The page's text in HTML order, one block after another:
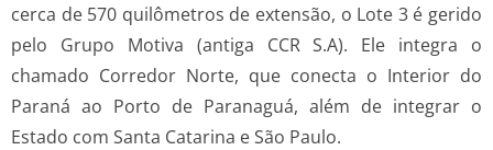
cerca de 570 quilômetros de extensão, o Lote 3 é gerido
pelo Grupo Motiva (antiga CCR S.A). Ele integra o
chamado Corredor Norte, que conecta o Interior do
Paraná ao Porto de Paranaguá, além de integrar o
Estado com Santa Catarina e São Paulo.